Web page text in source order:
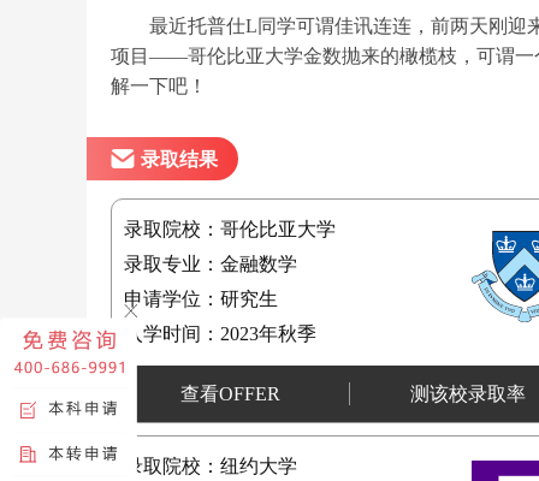
留学费用
留学专业 名
文书服务： 专属文
最近托普仕L同学可谓佳讯连连，前两天刚迎
项目——哥伦比亚大学金数抛来的橄榄枝，可谓一
解一下吧！
录取结果
录取院校：哥伦比亚大学
录取专业：金融数学
申请学位：研究生
入学时间：2023年秋季
查看OFFER 测该校录取率
录取院校：纽约大学